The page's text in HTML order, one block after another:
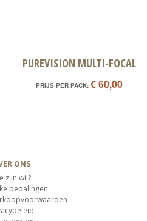
PUREVISION MULTI-FOCAL
PRIJS PER PACK: € 60,00
ONS
zijn wij?
bepalingen